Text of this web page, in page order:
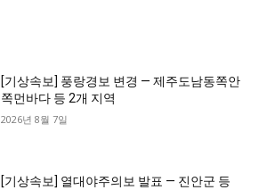
[기상속보] 풍랑경보 변경 — 제주도남동쪽안
쪽먼바다 등 2개 지역
2026년 8월 7일
[기상속보] 열대야주의보 발표 — 진안군 등